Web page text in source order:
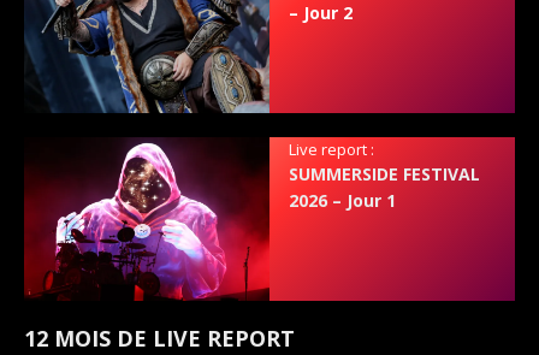
– Jour 2
Live report :
SUMMERSIDE FESTIVAL
2026 – Jour 1
12 MOIS DE LIVE REPORT